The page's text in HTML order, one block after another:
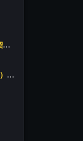
自动趋势+支撑+斐波那契+箱体
MACD XD（副图指标））修改版